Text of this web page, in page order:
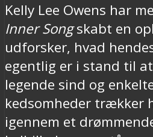
Kelly Lee Owens har
Inner Songskabt en
udforsker, hvad
egentlig er i stand til
legende sind og
kedsomheder trækker
igennem et